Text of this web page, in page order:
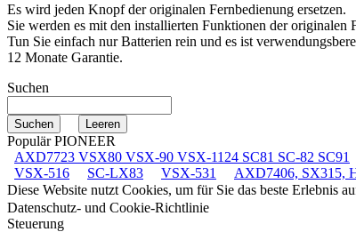
Es wird jeden Knopf der originalen Fernbedienung ersetzen.
Sie werden es mit den installierten Funktionen der originalen
Tun Sie einfach nur Batterien rein und es ist
12 Monate Garantie.
Suchen
Populär PIONEER
AXD7723 VSX80 VSX-90 VSX-1124 SC81 SC-82 SC91
VSX-516
SC-LX83 VSX-531 AXD7406, SX315,
Diese Website nutzt Cookies, um für Sie das beste Erlebnis
Datenschutz- und Cookie-Richtlinie
Steuerung